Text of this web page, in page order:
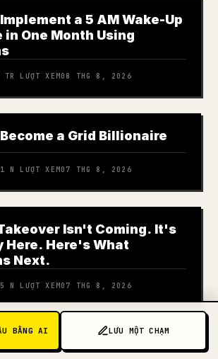
BẰNG AI LƯU MỘT CHẠM
a 5 AM Wake-Up
in One Month Using
LƯỢT XEM08 THG 8, 2026
a Grid Billionaire
N LƯỢT XEM07 THG 8, 2026
Isn't Coming. It's
Here. Here's What
Next.
N LƯỢT XEM07 THG 8, 2026